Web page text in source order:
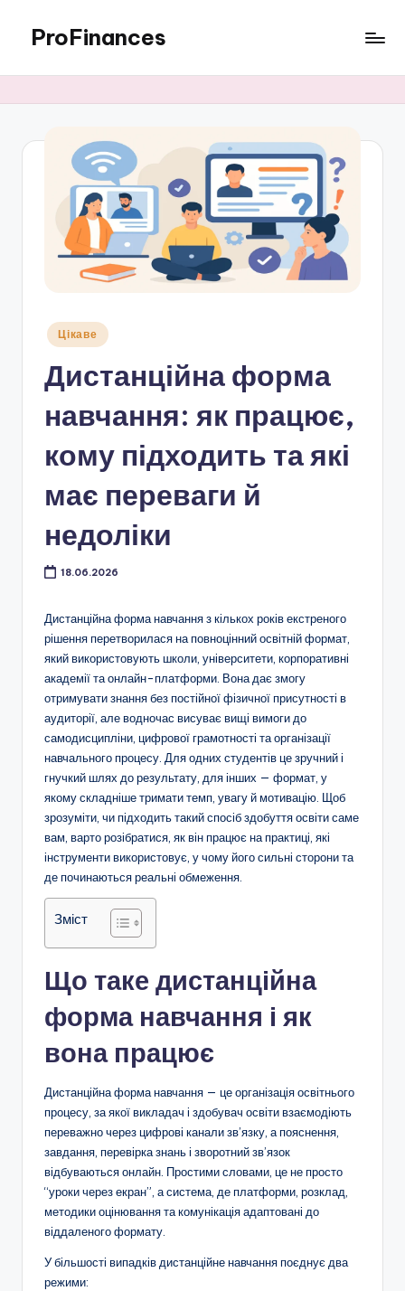
Перейти
вмісту
ProFinances
Опубліковано
Цікаве
Дистанційна форма
навчання: як працює,
кому підходить та які
має переваги й
недоліки
18.06.2026
Дистанційна форма навчання з кількох років екстреного
рішення перетворилася на повноцінний освітній формат,
який використовують школи, університети, корпоративні
академії та онлайн-платформи. Вона дає змогу
отримувати знання без постійної фізичної присутності в
аудиторії, але водночас висуває вищі вимоги до
самодисципліни, цифрової грамотності та організації
навчального процесу. Для одних студентів це зручний і
гнучкий шлях до результату, для інших — формат, у
якому складніше тримати темп, увагу й мотивацію. Щоб
зрозуміти, чи підходить такий спосіб здобуття освіти саме
вам, варто розібратися, як він працює на практиці, які
інструменти використовує, у чому його сильні сторони та
де починаються реальні обмеження.
Зміст
Що таке дистанційна
форма навчання і як
вона працює
Дистанційна форма навчання — це організація освітнього
процесу, за якої викладач і здобувач освіти взаємодіють
переважно через цифрові канали зв’язку, а пояснення,
завдання, перевірка знань і зворотний зв’язок
відбуваються онлайн. Простими словами, це не просто
“уроки через екран”, а система, де платформи, розклад,
методики оцінювання та комунікація адаптовані до
віддаленого формату.
У більшості випадків дистанційне навчання поєднує два
режими: